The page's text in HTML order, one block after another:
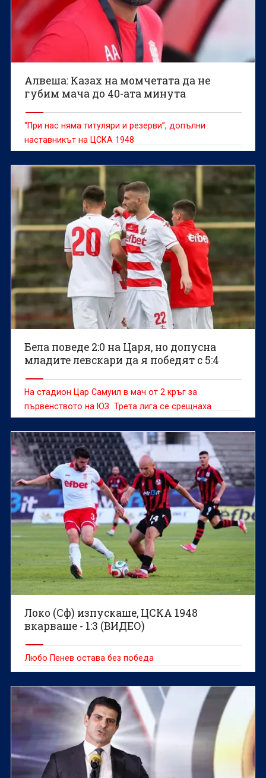
Алвеша: Казах на момчетата да не
губим мача до 40-ата минута
“При нас няма титуляри и резерви”, допълни
наставникът на ЦСКА 1948
Бела поведе 2:0 на Царя, но допусна
младите левскари да я победят с 5:4
На стадион Цар Самуил в мач от 2 кръг за
първенството на ЮЗ Трета лига се срещнаха
мъжките отбори на Беласица Петрич и дубъла на
Левски София
Локо (Сф) изпускаше, ЦСКА 1948
вкарваше - 1:3 (ВИДЕО)
Любо Пенев остава без победа